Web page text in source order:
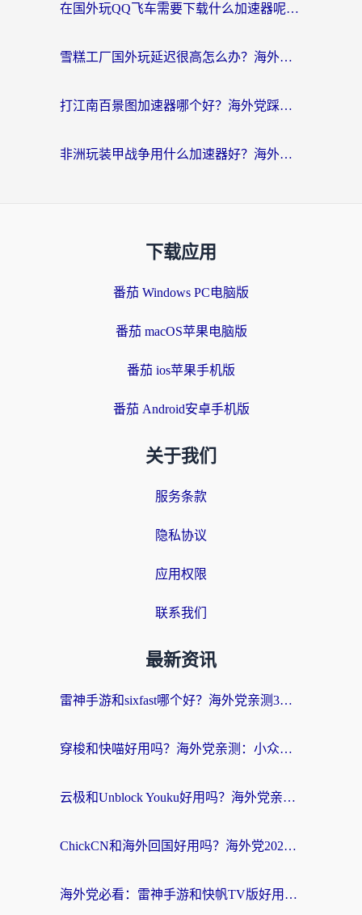
在国外玩QQ飞车需要下载什么加速器呢？海外党亲测有效的国服游戏加速指南
雪糕工厂国外玩延迟很高怎么办？海外玩家国服游戏加速终极攻略（附实测推荐）
打江南百景图加速器哪个好？海外党踩坑N次后，终于找到不卡的秘诀
非洲玩装甲战争用什么加速器好？海外党亲测有效的国服游戏加速方案
下载应用
番茄 Windows PC电脑版
番茄 macOS苹果电脑版
番茄 ios苹果手机版
番茄 Android安卓手机版
关于我们
服务条款
隐私协议
应用权限
联系我们
最新资讯
雷神手游和sixfast哪个好？海外党亲测3款回国加速器，教你选对不踩坑
穿梭和快喵好用吗？海外党亲测：小众加速器对比+番茄加速器深度体验
云极和Unblock Youku好用吗？海外党亲测+2026回国加速器避坑指南
ChickCN和海外回国好用吗？海外党2026亲测：从手游到影音，选对加速器的3个关键
海外党必看：雷神手游和快帆TV版好用吗？3步选对回国加速器不踩坑